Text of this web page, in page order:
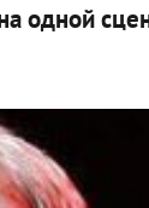
одной